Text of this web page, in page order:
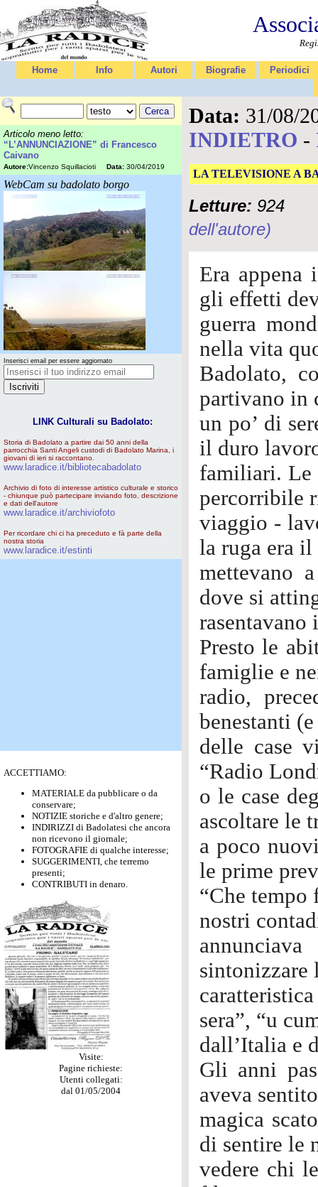
Home Info Autori Biografie Periodici
Articolo meno letto:
“L’ANNUNCIAZIONE” di Francesco
Caivano
Autore:Vincenzo Squillacioti Data: 30/04/2019
WebCam su badolato borgo
Inserisci email per essere aggiornato
LINK Culturali su Badolato:
Storia di Badolato a partire dai 50 anni della
parrocchia Santi Angeli custodi di Badolato Marina, i
giovani di ieri si raccontano.
www.laradice.it/bibliotecabadolato
Archivio di foto di interesse artistico culturale e storico
- chiunque può partecipare inviando foto, descrizione
e dati dell'autore
www.laradice.it/archiviofoto
Per ricordare chi ci ha preceduto e fà parte della
nostra storia
www.laradice.it/estinti
ACCETTIAMO:
MATERIALE da pubblicare o da
conservare;
NOTIZIE storiche e d'altro genere;
INDIRIZZI di Badolatesi che ancora
non ricevono il giornale;
FOTOGRAFIE di qualche interesse;
SUGGERIMENTI, che terremo
presenti;
CONTRIBUTI in denaro.
Visite:
Pagine richieste:
Utenti collegati:
dal 01/05/2004
Data: 31/08/
INDIETRO -
LA TELEVISIONE A
Letture: 924
dell'autore)
Era appena
gli effetti
guerra
nella vita
Badolato,
partivano in
un po’ di
il duro
familiari. Le
percorribile
viaggio -
la ruga era
mettevano
dove si
rasentavano
Presto le
famiglie e
radio,
benestanti
delle case
“Radio
o le case
ascoltare le
a poco
le prime
“Che tempo
nostri
sintonizzare
sera”, “u
dall’Italia e
Gli anni
aveva
magica
di sentire le
vedere chi